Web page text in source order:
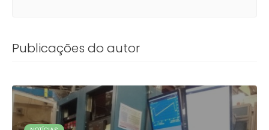
Publicações do autor